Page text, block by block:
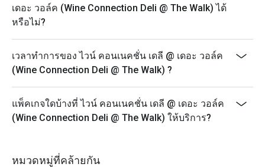
เดอะ วอล์ค (Wine Connection Deli @ The Walk) ได้
หรือไม่?
เวลาทำการของ ไวน์ คอนเนคชั่น เดลี @ เดอะ วอล์ค
(Wine Connection Deli @ The Walk) ?
แพ็คเกจใดบ้างที่ ไวน์ คอนเนคชั่น เดลี @ เดอะ วอล์ค
(Wine Connection Deli @ The Walk) ให้บริการ?
หมวดหมู่ที่คล้ายกัน